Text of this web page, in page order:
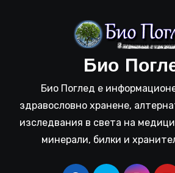
Био
Био Поглед е
здравословно хранене,
изследвания в света на
минерали, билки и